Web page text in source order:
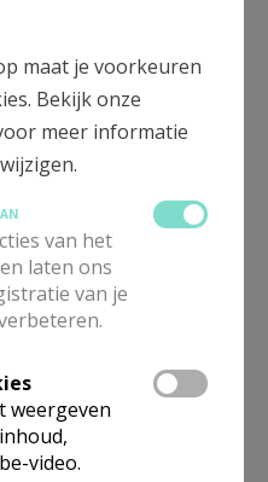
Bart van Gruisen
maat je voorkeuren
Bekijk onze
meer informatie
van het
laten ons
van je
weergeven
video.